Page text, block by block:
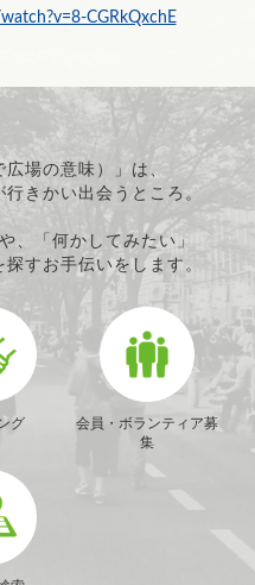
CGRkQxchE
広場の意味）」は、
きかい出会うところ。
、「何かしてみたい」
すお手伝いをします。
グ
会員・ボランティア募
集